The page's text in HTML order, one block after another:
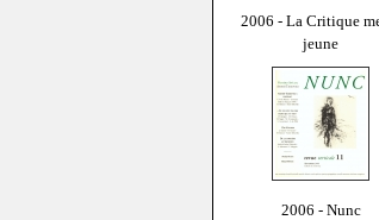
2006 - La Critique
jeune
2006 - Nunc